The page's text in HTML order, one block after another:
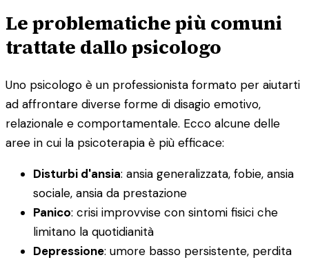
Le problematiche più comuni
trattate dallo psicologo
Uno psicologo è un professionista formato per aiutarti
ad affrontare diverse forme di disagio emotivo,
relazionale e comportamentale. Ecco alcune delle
aree in cui la psicoterapia è più efficace:
Disturbi d'ansia: ansia generalizzata, fobie, ansia
sociale, ansia da prestazione
Panico: crisi improvvise con sintomi fisici che
limitano la quotidianità
Depressione: umore basso persistente, perdita